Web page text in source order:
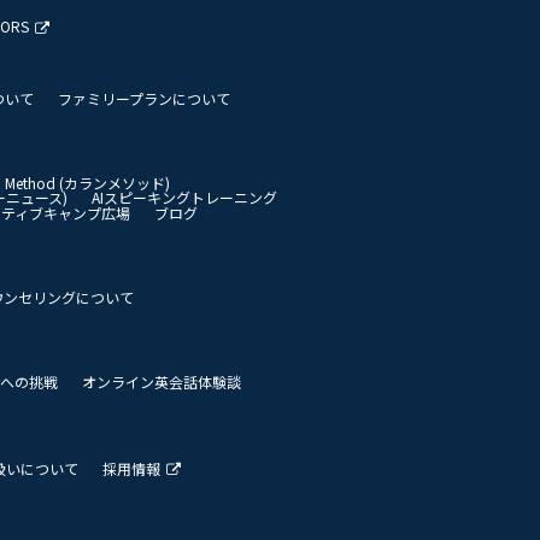
いて ファミリープランについて
Method (カランメソッド)
ニュース)
AIスピーキングトレーニング
ィブキャンプ広場
ブログ
セリングについて
の挑戦 オンライン英会話体験談
いについて 採用情報